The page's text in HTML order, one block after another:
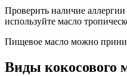
Проверить наличие
используйте масло
Пищевое масло можно
Виды кокосового